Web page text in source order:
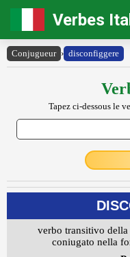
Verbes
Conjugueur › disconfiggere
Tapez ci-dessous le
verbo transitivo
coniugato nella